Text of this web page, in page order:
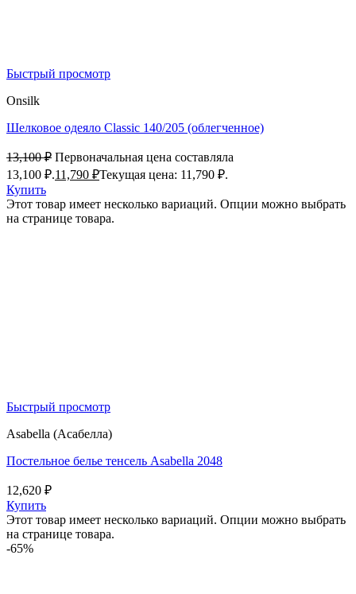
Быстрый просмотр
Onsilk
Шелковое одеяло Classic 140/205 (облегченное)
13,100₽ Первоначальная цена составляла
13,100 ₽.11,790 ₽Текущая цена: 11,790 ₽.
Купить
Этот товар имеет несколько вариаций. Опции можно выбрать
на странице товара.
Быстрый просмотр
Asabella (Асабелла)
Постельное белье тенсель Asabella 2048
12,620 ₽
Купить
Этот товар имеет несколько вариаций. Опции можно выбрать
на странице товара.
-65%